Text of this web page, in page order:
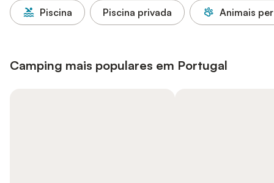
Piscina Piscina privada Animais
Camping mais populares em Portugal